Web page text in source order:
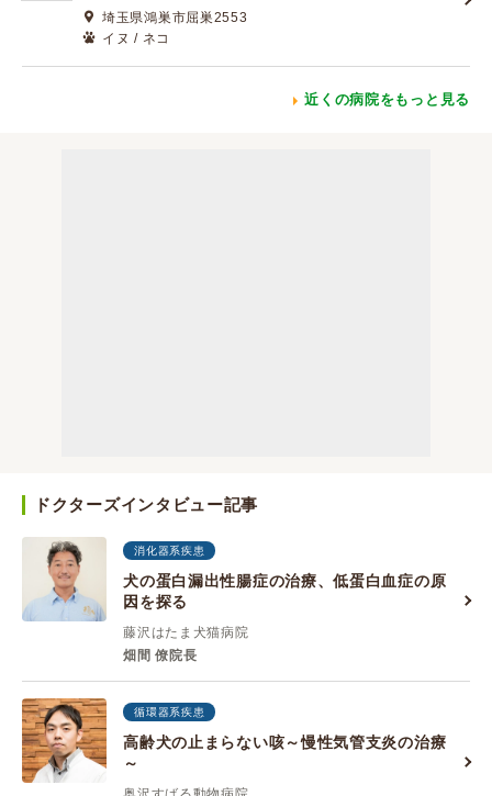
埼玉県鴻巣市屈巣2553
イヌ / ネコ
近くの病院をもっと見る
ドクターズインタビュー記事
消化器系疾患
犬の蛋白漏出性腸症の治療、低蛋白血症の原
因を探る
藤沢はたま犬猫病院
畑間 僚院長
循環器系疾患
高齢犬の止まらない咳～慢性気管支炎の治療
～